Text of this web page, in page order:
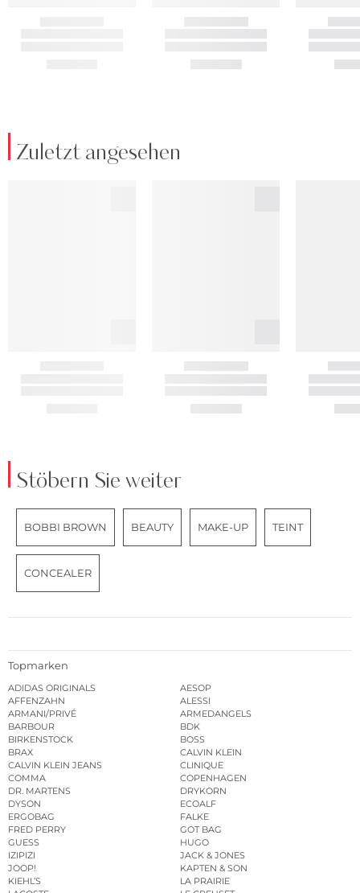
Zuletzt angesehen
Stöbern Sie weiter
BOBBI BROWN BEAUTY MAKE-UP TEINT
CONCEALER
Topmarken
ADIDAS ORIGINALS
AESOP
AFFENZAHN
ALESSI
ARMANI/PRIVÉ
ARMEDANGELS
BARBOUR
BDK
BIRKENSTOCK
BOSS
BRAX
CALVIN KLEIN
CALVIN KLEIN JEANS
CLINIQUE
COMMA
COPENHAGEN
DR. MARTENS
DRYKORN
DYSON
ECOALF
ERGOBAG
FALKE
FRED PERRY
GOT BAG
GUESS
HUGO
IZIPIZI
JACK & JONES
JOOP!
KAPTEN & SON
KIEHL’S
LA PRAIRIE